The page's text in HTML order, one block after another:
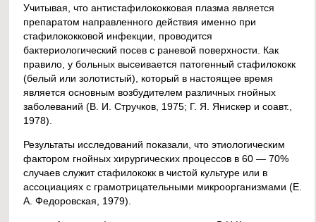
Учитывая, что антистафилококковая плазма является
препаратом направленного действия именно при
стафилококковой инфекции, проводится
бактериологический посев с раневой поверхности. Как
правило, у больных высеивается патогенный стафилококк
(белый или золотистый), который в настоящее время
является основным возбудителем различных гнойных
заболеваний (В. И. Стручков, 1975; Г. Я. Янискер и соавт.,
1978).
Результаты исследований показали, что этиологическим
фактором гнойных хирургических процессов в 60 — 70%
случаев служит стафилококк в чистой культуре или в
ассоциациях с грамотрицательными микроорганизмами (Е.
А. Федоровская, 1979).